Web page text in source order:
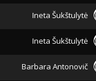
Ineta Šukštulytė
Ineta Šukštulytė
Barbara Antonovič